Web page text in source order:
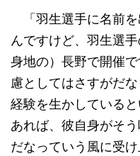
「羽生選手に名前を
んですけど、羽生選
身地の）長野で開催
慮としてはさすがだ
経験を生かしている
あれば、彼自身がそ
だなっていう風に受